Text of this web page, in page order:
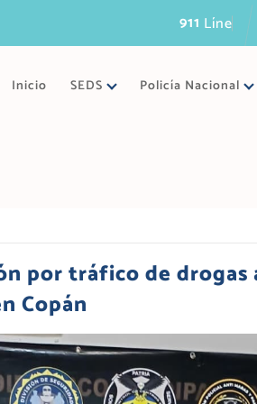
eaú nica
Inicio SEDS Policía Nacional
por tráfico de
Copán